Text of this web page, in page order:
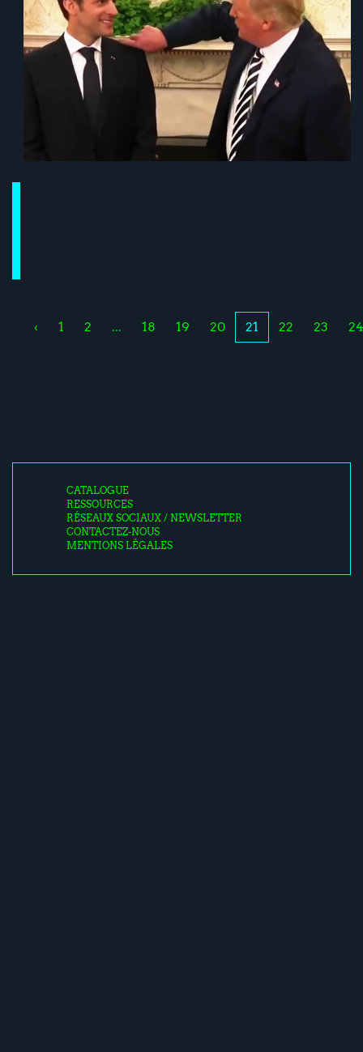
‹ 1 2 ... 18 19 20 21 22 23 24
CATALOGUE
RESSOURCES
RÉSEAUX SOCIAUX / NEWSLETTER
CONTACTEZ-NOUS
MENTIONS LÉGALES